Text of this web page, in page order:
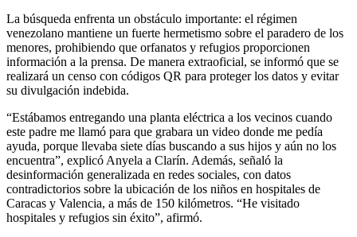
La búsqueda enfrenta un obstáculo importante: el régimen
venezolano mantiene un fuerte hermetismo sobre el paradero de los
menores, prohibiendo que orfanatos y refugios proporcionen
información a la prensa. De manera extraoficial, se informó que se
realizará un censo con códigos QR para proteger los datos y evitar
su divulgación indebida.
“Estábamos entregando una planta eléctrica a los vecinos cuando
este padre me llamó para que grabara un video donde me pedía
ayuda, porque llevaba siete días buscando a sus hijos y aún no los
encuentra”, explicó Anyela a Clarín. Además, señaló la
desinformación generalizada en redes sociales, con datos
contradictorios sobre la ubicación de los niños en hospitales de
Caracas y Valencia, a más de 150 kilómetros. “He visitado
hospitales y refugios sin éxito”, afirmó.